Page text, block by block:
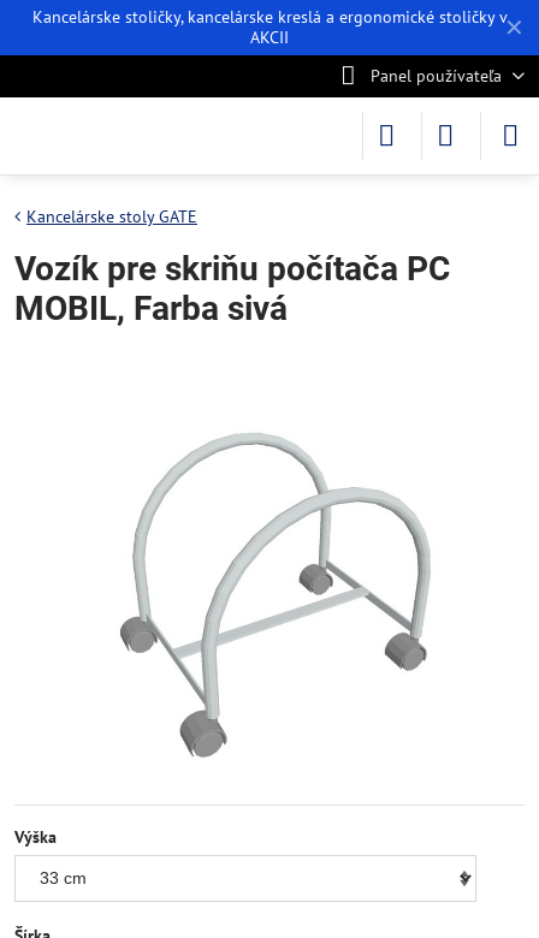
✕
Kancelárske stoličky, kancelárske kreslá a ergonomické stoličky v
AKCII
Panel používateľa
Kancelárske stoly GATE
Vozík pre skriňu počítača PC
MOBIL, Farba sivá
Výška